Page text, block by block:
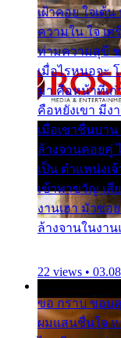
เฝ้าคอย ใจเต้
ความใน ใจ เ
ท่ามความสุขี ช่
เมื่อไรหนอจะ
มา คือหน้าที่เก่
คือหยังเขา มีง
เมื่อเขาชื่นบา
ล้างจานคอยคู่
เป็น ตำแหน่งเ
เข้าพาขวัญ เสี
งานเฮา มัวซอ
ล้างจานในงาน
22 views •
ขอ กราบ ขอบ
ผมแสนชื่นใจ ห